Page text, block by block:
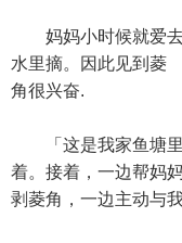
妈妈小时候就爱去
水里摘。因此见到菱
角很兴奋.
「这是我家鱼塘里
着。接着，一边帮妈
剥菱角，一边主动与